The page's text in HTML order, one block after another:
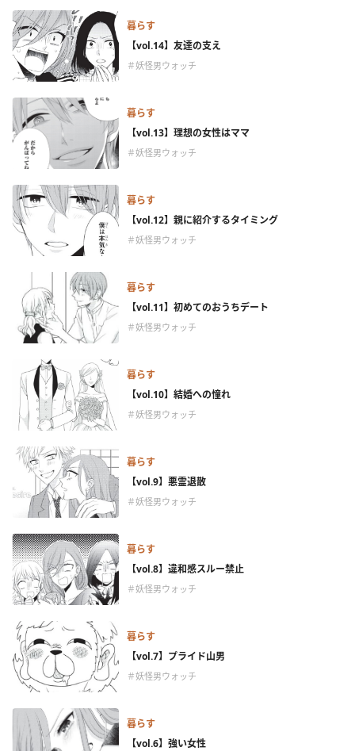
暮らす
【vol.14】友達の支え
＃妖怪男ウォッチ
暮らす
【vol.13】理想の女性はママ
＃妖怪男ウォッチ
暮らす
【vol.12】親に紹介するタイミング
＃妖怪男ウォッチ
暮らす
【vol.11】初めてのおうちデート
＃妖怪男ウォッチ
暮らす
【vol.10】結婚への憧れ
＃妖怪男ウォッチ
暮らす
【vol.9】悪霊退散
＃妖怪男ウォッチ
暮らす
【vol.8】違和感スルー禁止
＃妖怪男ウォッチ
暮らす
【vol.7】プライド山男
＃妖怪男ウォッチ
暮らす
【vol.6】強い女性